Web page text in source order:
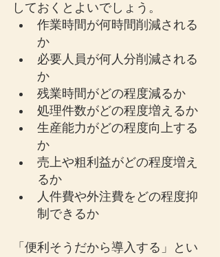
しておくとよいでしょう。
作業時間が何時間削減される
か
必要人員が何人分削減される
か
残業時間がどの程度減るか
処理件数がどの程度増えるか
生産能力がどの程度向上する
か
売上や粗利益がどの程度増え
るか
人件費や外注費をどの程度抑
制できるか
「便利そうだから導入する」とい